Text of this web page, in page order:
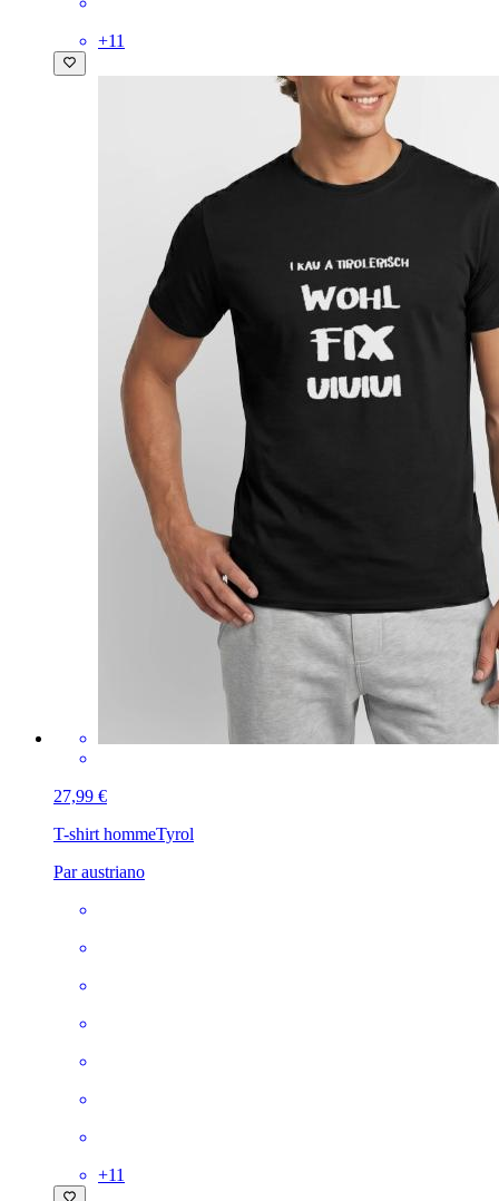
+11
27,99 €
T-shirt hommeTyrol
Par austriano
+11